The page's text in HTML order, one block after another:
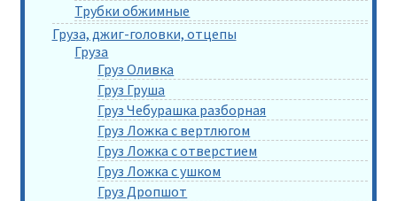
Трубки обжимные
Груза, джиг-головки, отцепы
Груза
Груз Оливка
Груз Груша
Груз Чебурашка разборная
Груз Ложка с вертлюгом
Груз Ложка с отверстием
Груз Ложка с ушком
Груз Дропшот